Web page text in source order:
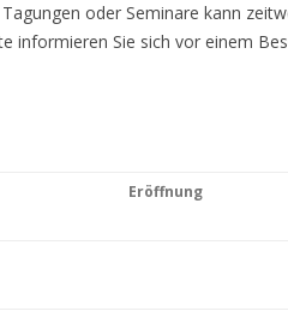
oder Seminare kann
informieren Sie sich vor einem
Eröffnung